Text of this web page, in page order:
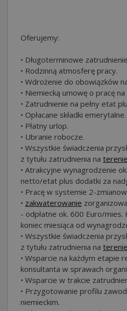
Oferujemy:
• Długoterminowe
• Rodzinną atmosferę pracy.
• Wdrożenie do obowiązków
• Niemiecką umowę o pracę
• Zatrudnienie na pełny etat
• Opłacane składki emerytalne.
• Płatny urlop.
• Ubranie robocze.
• Wszystkie świadczenia
z tytułu zatrudnienia na
• Atrakcyjne wynagrodzenie
netto/etat plus dodatki za
• Pracę w systemie 2-
• zakwaterowanie
- odpłatne ok. 600 Euro/mies.
koniec miesiąca od
• Wszystkie świadczenia
z tytułu zatrudnienia na
• Wsparcie na każdym etapie
konsultanta w sprawach
• Wsparcie w trakcie
• Przygotowanie profilu
niemieckim.